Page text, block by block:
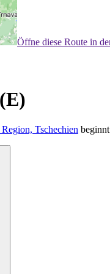
Öffne diese Route in
Tschechien